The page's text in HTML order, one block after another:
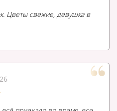
Цветы свежие, девушка в